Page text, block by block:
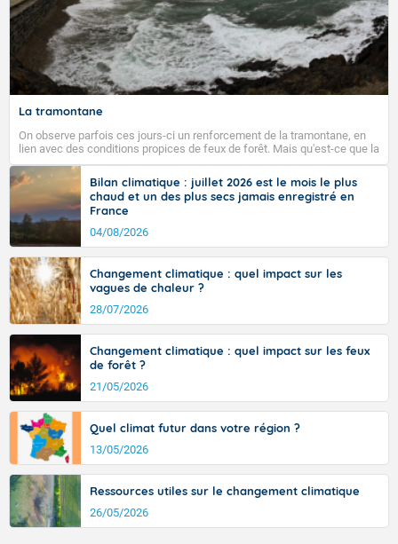
La tramontane
On observe parfois ces jours-ci un renforcement de la tramontane, en
lien avec des conditions propices de feux de forêt. Mais qu'est-ce que la
tramontane ? Quelles sont ses caractéristiques ? La tramontane est un
vent turbulent soufflant de secteur nord-ouest à nord, ou ouest à nord-
ouest, dans un secteur qui part du Roussillon à la vallée de l’Aude et à
l’ouest de l’Hérault. L’étymologie de ce vent vient du latin trasmontanus,
signifiant au-delà des monts, en allusion aux régions montagneuses
d’où provient ce vent.
Bilan climatique : juillet 2026 est le mois le plus
chaud et un des plus secs jamais enregistré en
France
04/08/2026
Changement climatique : quel impact sur les
vagues de chaleur ?
28/07/2026
Changement climatique : quel impact sur les feux
de forêt ?
21/05/2026
Quel climat futur dans votre région ?
13/05/2026
Ressources utiles sur le changement climatique
26/05/2026